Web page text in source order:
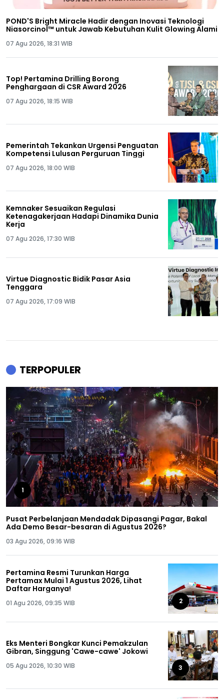
POND'S Bright Miracle Hadir dengan Inovasi Teknologi
Niasorcinol™ untuk Jawab Kebutuhan Kulit Glowing Alami
07 Agu 2026, 18:31 WIB
Top! Pertamina Drilling Borong
Penghargaan di CSR Award 2026
07 Agu 2026, 18:15 WIB
Pemerintah Tekankan Urgensi Penguatan
Kompetensi Lulusan Perguruan Tinggi
07 Agu 2026, 18:00 WIB
Kemnaker Sesuaikan Regulasi
Ketenagakerjaan Hadapi Dinamika Dunia
Kerja
07 Agu 2026, 17:30 WIB
Virtue Diagnostic Bidik Pasar Asia
Tenggara
07 Agu 2026, 17:09 WIB
TERPOPULER
1
Pusat Perbelanjaan Mendadak Dipasangi Pagar, Bakal
Ada Demo Besar-besaran di Agustus 2026?
03 Agu 2026, 09:16 WIB
Pertamina Resmi Turunkan Harga
Pertamax Mulai 1 Agustus 2026, Lihat
Daftar Harganya!
01 Agu 2026, 09:35 WIB 2
Eks Menteri Bongkar Kunci Pemakzulan
Gibran, Singgung 'Cawe-cawe' Jokowi
05 Agu 2026, 10:30 WIB 3